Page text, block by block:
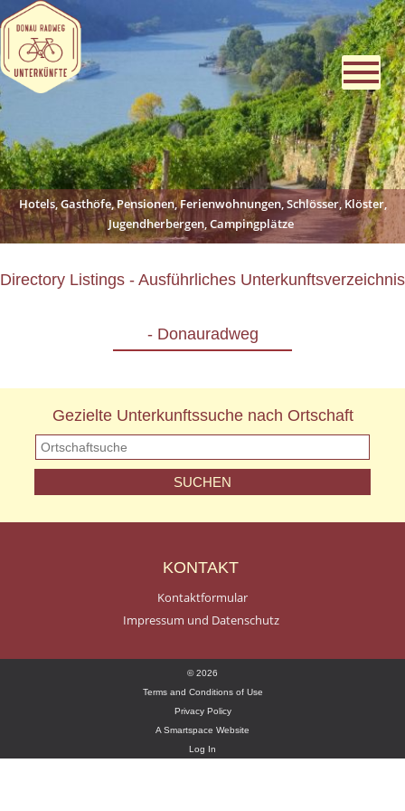
Hotels, Gasthöfe, Pensionen, Ferienwohnungen, Schlösser, Klöster,
Jugendherbergen, Campingplätze
Directory Listings - Ausführliches Unterkunftsverzeichnis
- Donauradweg
Gezielte Unterkunftssuche nach Ortschaft
KONTAKT
Kontaktformular
Impressum und Datenschutz
© 2026
Terms and Conditions of Use
Privacy Policy
A Smartspace Website
Log In